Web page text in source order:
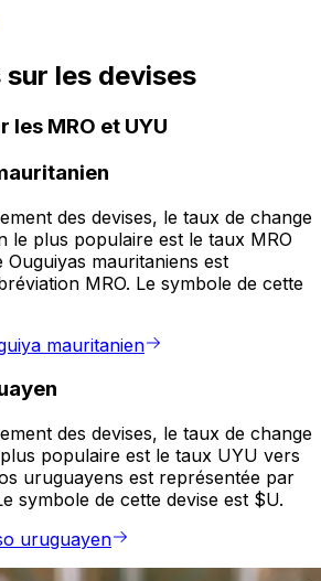
les devises
les MRO et UYU
des devises, le taux de change
le plus populaire est le taux MRO
Ouguiyas mauritaniens est
MRO. Le symbole de cette
mauritanien
des devises, le taux de change
populaire est le taux UYU vers
uruguayens est représentée par
symbole de cette devise est $U.
uruguayen